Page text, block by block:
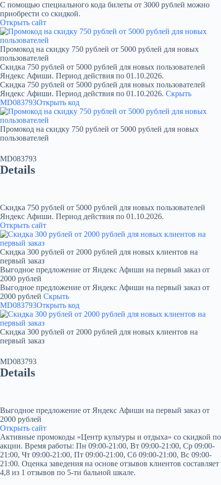
С помощью специального кода билеты от 3000 рублей можно
приобрести со скидкой.
Открыть сайт
Промокод на скидку 750 рублей от 5000 рублей для новых
пользователей
Скидка 750 рублей от 5000 рублей для новых пользователей
Яндекс Афиши. Период действия по 01.10.2026.
Скидка 750 рублей от 5000 рублей для новых пользователей
Яндекс Афиши. Период действия по 01.10.2026. Скрыть
MD083793Открыть код
Промокод на скидку 750 рублей от 5000 рублей для новых
пользователей
MD083793
Details
Скидка 750 рублей от 5000 рублей для новых пользователей
Яндекс Афиши. Период действия по 01.10.2026.
Открыть сайт
Скидка 300 рублей от 2000 рублей для новых клиентов на
первый заказ
Выгодное предложение от Яндекс Афиши на первый заказ от
2000 рублей
Выгодное предложение от Яндекс Афиши на первый заказ от
2000 рублей Скрыть
MD083793Открыть код
Скидка 300 рублей от 2000 рублей для новых клиентов на
первый заказ
MD083793
Details
Выгодное предложение от Яндекс Афиши на первый заказ от
2000 рублей
Открыть сайт
Активные промокоды «Центр культуры и отдыха» со скидкой по
акции. Время работы: Пн 09:00-21:00, Вт 09:00-21:00, Ср 09:00-
21:00, Чт 09:00-21:00, Пт 09:00-21:00, Сб 09:00-21:00, Вс 09:00-
21:00. Оценка заведения на основе отзывов клиентов составляет
4,8 из 1 отзывов по 5-ти бальной шкале.